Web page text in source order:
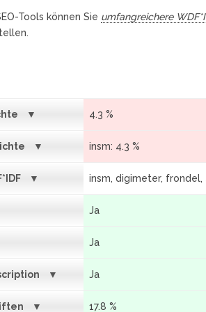
Tools können Sie umfangreichere
4.3 %
insm: 4.3 %
insm, digimeter,
Ja
Ja
Ja
17.8 %